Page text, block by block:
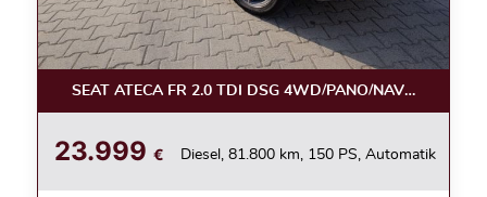
SEAT ATECA FR 2.0 TDI DSG 4WD/PANO/NAVI/AHK/
23.999 € Diesel, 81.800 km, 150 PS, Automatik